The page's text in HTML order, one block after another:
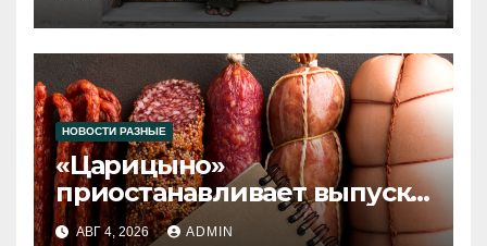
НОВОСТИ РАЗНЫЕ
«Царицыно»
приостанавливает выпуск
продукции
АВГ 4, 2026 ADMIN